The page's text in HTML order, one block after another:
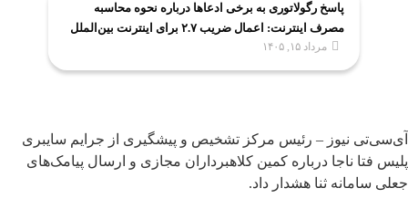
پاسخ رگولاتوری به برخی ادعاها درباره نحوه محاسبه
مصرف اینترنت: اعمال ضریب ۲.۷ برای اینترنت بین‌الملل
صحت ندارد
مرداد ۱۵, ۱۴۰۵
آی‌سی‌تی نیوز – رئیس مرکز تشخیص و پیشگیری از جرایم سایبری
پلیس فتا ناجا درباره کمین کلاهبرداران مجازی و ارسال پیامک‌های
جعلی سامانه ثنا هشدار داد.